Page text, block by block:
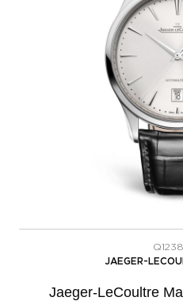
JAEGER-
Jaeger-LeCoultre